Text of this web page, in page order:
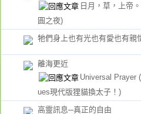
日月，草，上帝
圓之夜)
牠們身上也有光也有愛也有親
離海更近
Universal Prayer
ues現代版狸貓換太子！)
高靈訊息─真正的自由